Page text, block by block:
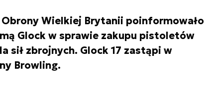
Wielkiej Brytanii poinformowało
Glock w sprawie zakupu pistoletów
sił zbrojnych. Glock 17 zastąpi w
Browling.